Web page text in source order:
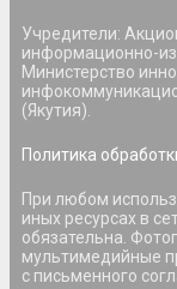
Учредители:
информационно-
Министерство
(Якутия).
Политика
При любом
иных ресурсах в
обязательна.
мультимедийные
с письменного